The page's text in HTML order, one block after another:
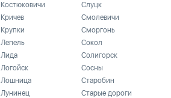
Костюковичи
Кричев
Крупки
Лепель
Лида
Логойск
Лошница
Лунинец
Слуцк
Смолевичи
Сморгонь
Сокол
Солигорск
Сосны
Старобин
Старые дороги